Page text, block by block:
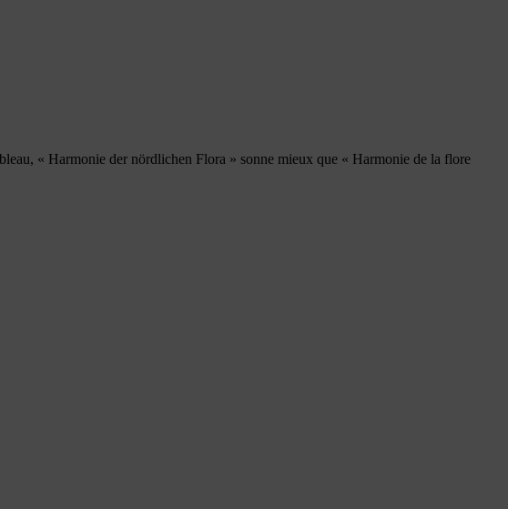
« Harmonie der nördlichen Flora » sonne mieux que « Harmonie de la flore